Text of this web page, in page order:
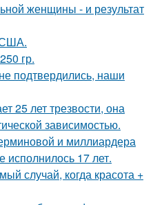
женщины - и результат
США.
гр.
подтвердились, наши
25 лет трезвости, она
зависимостью.
и миллиардера
исполнилось 17 лет.
случай, когда красота +